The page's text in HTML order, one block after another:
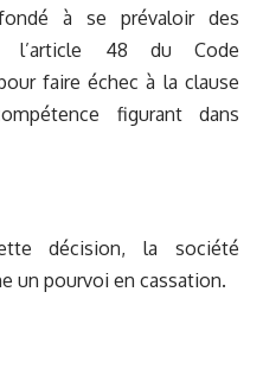
à se prévaloir des
l’article 48 du Code
faire échec à la clause
figurant dans
décision, la société
un pourvoi en cassation.